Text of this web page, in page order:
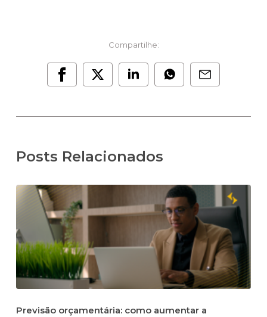
Compartilhe:
Posts Relacionados
Previsão orçamentária: como aumentar a